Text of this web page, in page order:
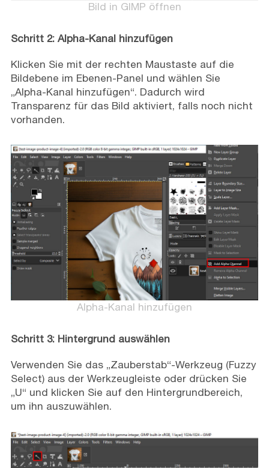
Bild in GIMP öffnen
Schritt 2: Alpha-Kanal hinzufügen
Klicken Sie mit der rechten Maustaste auf die
Bildebene im Ebenen-Panel und wählen Sie
„Alpha-Kanal hinzufügen“. Dadurch wird
Transparenz für das Bild aktiviert, falls noch nicht
vorhanden.
Alpha-Kanal hinzufügen
Schritt 3: Hintergrund auswählen
Verwenden Sie das „Zauberstab“-Werkzeug (Fuzzy
Select) aus der Werkzeugleiste oder drücken Sie
„U“ und klicken Sie auf den Hintergrundbereich,
um ihn auszuwählen.